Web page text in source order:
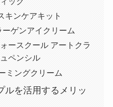
キンケアキット
ゲンアイクリーム
ースクール アートクラ
ペンシル
ミングクリーム
ルを活用するメリッ